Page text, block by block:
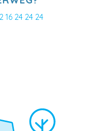
16 24 24 24